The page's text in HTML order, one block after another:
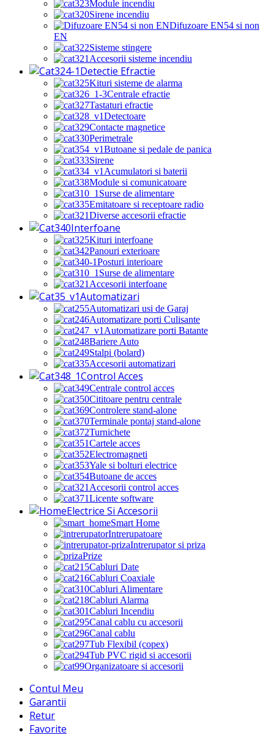
Module incendiu
Sirene incendiu
Difuzoare EN54 si non
EN
Sisteme stingere
Accesorii sisteme incendiu
Detectie Efractie
Kituri sisteme de alarma
Centrale efractie
Tastaturi efractie
Detectoare
Contacte magnetice
Perimetrale
Butoane si pedale de panica
Sirene
Acumulatori si baterii
Module si comunicatoare
Surse de alimentare
Emitatoare si receptoare radio
Diverse accesorii efractie
Interfoane
Kituri interfoane
Panouri exterioare
Posturi interioare
Surse de alimentare
Accesorii interfoane
Automatizari
Automatizari usi de Garaj
Automatizare porti Culisante
Automatizare porti Batante
Bariere Auto
Stalpi (bolard)
Accesorii automatizari
Control Acces
Centrale control acces
Cititoare pentru centrale
Controlere stand-alone
Terminale pontaj stand-alone
Turnichete
Cartele acces
Electromagneti
Yale si bolturi electrice
Butoane de acces
Accesorii control acces
Licente software
Electrice Si Accesorii
Smart Home
Intrerupatoare
Intrerupator si priza
Prize
Cabluri Date
Cabluri Coaxiale
Cabluri Alimentare
Cabluri Alarma
Cabluri Incendiu
Canal cablu cu accesorii
Canal cablu
Tub Flexibil (copex)
Tub PVC rigid si accesorii
Organizatoare si accesorii
Contul Meu
Garantii
Retur
Favorite